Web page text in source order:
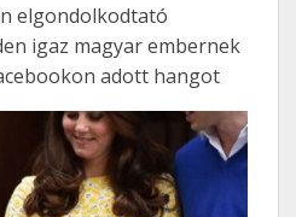
elgondolkodtató
igaz magyar embernek
adott hangot
változtatás nélkül
oldalára írt ki a
volt igazgatója